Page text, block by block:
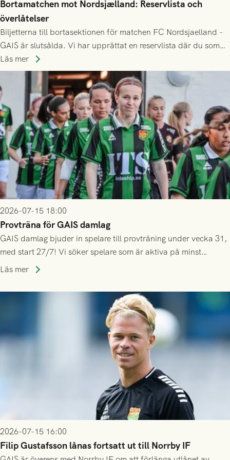
Bortamatchen mot Nordsjælland: Reservlista och
överlåtelser
Biljetterna till bortasektionen för matchen FC Nordsjaelland -
GAIS är slutsålda. Vi har upprättat en reservlista där du som
ännu inte har någon biljett kan anmäla ditt intresse. Du kan
inte själv överlåta din biljett till någon annan.
Läs mer
2026-07-15 18:00
Provträna för GAIS damlag
GAIS damlag bjuder in spelare till provträning under vecka 31,
med start 27/7! Vi söker spelare som är aktiva på minst
division 3-nivå.
Läs mer
2026-07-15 16:00
Filip Gustafsson lånas fortsatt ut till Norrby IF